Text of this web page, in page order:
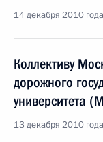
14 декабря 2010
Коллективу
дорожного
университета
13 декабря 2010